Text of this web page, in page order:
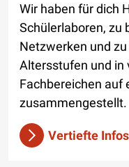
Wir haben für dich
Schülerlaboren, zu
Netzwerken und
Altersstufen und in
Fachbereichen auf
zusammengestellt.
Vertiefte